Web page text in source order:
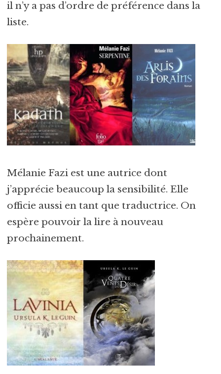
il n’y a pas d’ordre de préférence dans la
liste.
Mélanie Fazi est une autrice dont
j’apprécie beaucoup la sensibilité. Elle
officie aussi en tant que traductrice. On
espère pouvoir la lire à nouveau
prochainement.